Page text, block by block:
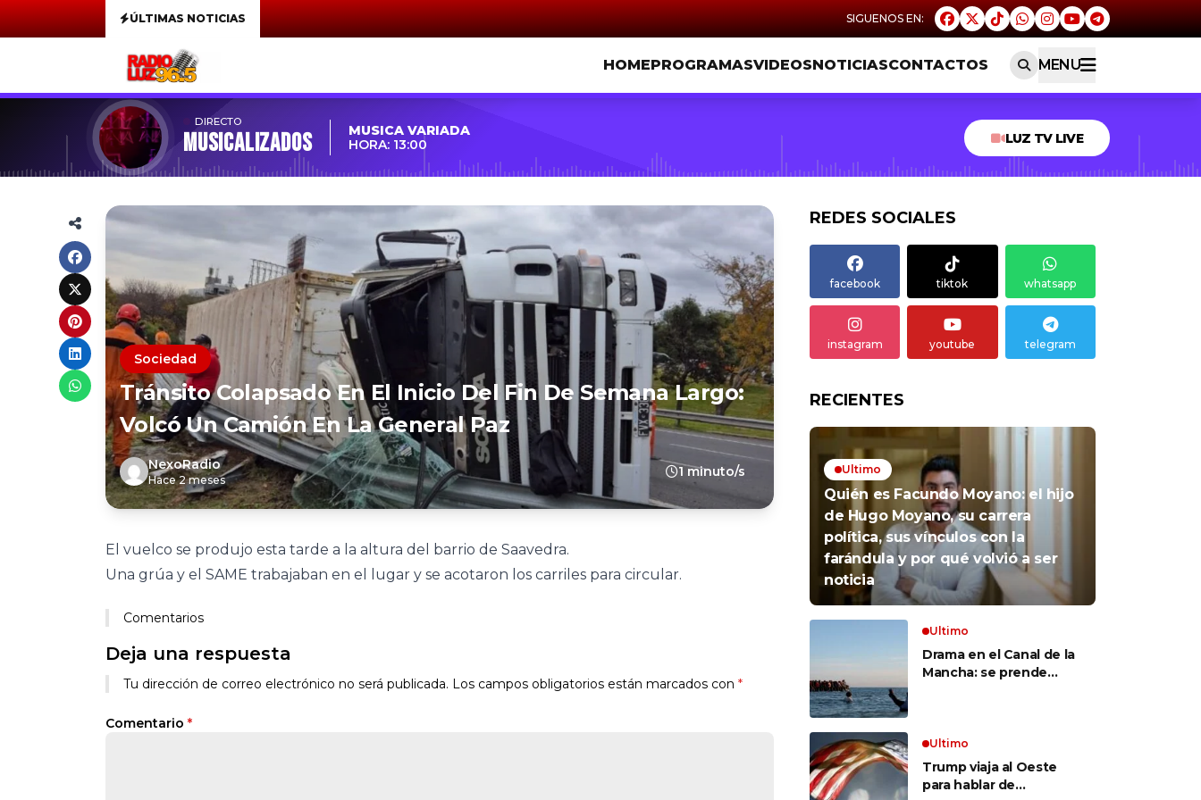
ÚLTIMAS NOTICIAS
HOMEPROGRAMASVIDEOSNOTICIASCONTACTOS MENU
DIRECTO
MUSICALIZADOS
MUSICA VARIADA
HORA: 13:00
LUZ TV LIVE
Sociedad
Tránsito Colapsado En El Inicio Del Fin De Semana Largo:
Volcó Un Camión En La General Paz
NexoRadio
Hace 2 meses
1 minuto/s
El vuelco se produjo esta tarde a la altura del barrio de Saavedra.
Una grúa y el SAME trabajaban en el lugar y se acotaron los carriles para circular.
Comentarios
Deja una respuesta
Tu dirección de correo electrónico no será publicada. Los campos obligatorios están marcados con *
Comentario *
REDES SOCIALES
facebook tiktok whatsapp
instagram youtube telegram
RECIENTES
Ultimo
Quién es Facundo Moyano: el hijo
de Hugo Moyano, su carrera
política, sus vínculos con la
farándula y por qué volvió a ser
noticia
Ultimo
Drama en el Canal de la
Mancha: se prende
Ultimo
Trump viaja al Oeste
para hablar de